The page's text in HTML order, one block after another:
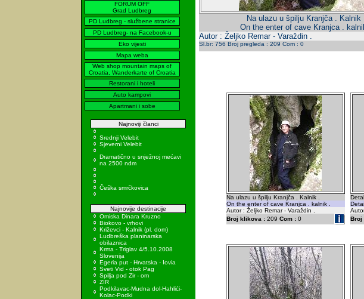
FORUM OFF
Grad Ludbreg
PD Ludbreg - službene stranice
PD Ludbreg- na Facebook-u
Eko vijesti
Mapa weba
Web shop mountain maps of
Croatia, Wanderkarte of Croatia
Restorani i hoteli
Auto kampovi
Apartmani i sobe
Najnoviji članci
Srednji Velebit
Sjeverni Velebit
Dramatično u snježnoj mećavi
na 2500 ndm
Češka smrčkovica
Najnovije destinacije
Omiska Dinara Kruzno
Biokovo - vrhovi
Križevci - Kalnik (pl. dom)
Ludbreška planinarska
obilaznica
Krma - Triglav 4/5.10.2008
Slovenija
Egeria put - Hrvatska - Iovia
Sveti Vid - otok Pag
Spilja pod Zir - om
ZIR
Podkilavac-Mudna dol-Hahlići-
Kolac-Podki
Na ulazu u špilju Kranjča . Kalnik
On the enter of cave Kranjca .
Autor : Željko Remar - Varaždin .
Sl.br: 756 Broj pregleda : 209 Com : 0
Na ulazu u špilju Kranjča . Kalnik .
On the enter of cave Kranjca . kalnik .
Autor : Željko Remar - Varaždin .
Broj klikova : 209 Com : 0
Broj